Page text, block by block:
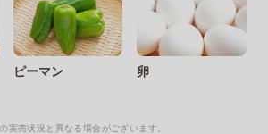
ピーマン 卵
実売状況と異なる場合がございます。